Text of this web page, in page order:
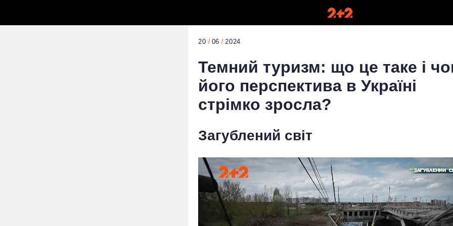
20 06 2024
Темний туризм: що це таке і
його перспектива в Україні
стрімко зросла?
Загублений світ